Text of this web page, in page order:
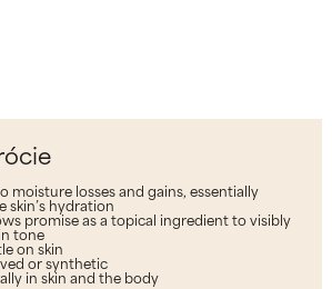
moisture losses and gains, essentially
skin’s hydration
promise as a topical ingredient to visibly
tone
on skin
or synthetic
in skin and the body